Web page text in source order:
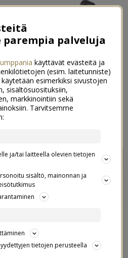
kävelen
palveluja
käyttävät evästeitä ja
(esim. laitetunniste)
esimerkiksi sivustojen
sisältösuosituksiin,
markkinointiin sekä
Tarvitsemme
ja/tai laitteella olevien tietojen
sisältö, mainonnan ja
tietojen perusteella